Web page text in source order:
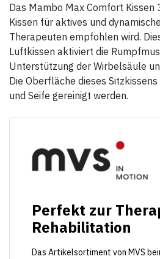
Das Mambo Max Comfort
Kissen für aktives und
Therapeuten empfohlen wird.
Luftkissen aktiviert die
Unterstützung der Wirbelsäule
Die Oberfläche dieses
und Seife gereinigt werden.
Perfekt zur
Rehabilitation
Das Artikelsortiment von MVS